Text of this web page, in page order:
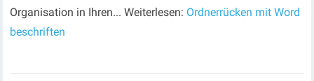
Organisation in Ihren... Weiterlesen: Ordnerrücken mit Word
beschriften